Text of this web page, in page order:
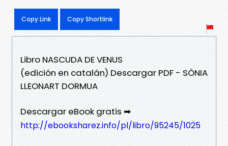
Copy Link Copy Shortlink
Libro NASCUDA DE VENUS
(edición en catalán) Descargar PDF - SÒNIA
LLEONART DORMUA
Descargar eBook gratis ➡
http://ebooksharez.info/pl/libro/95245/1025